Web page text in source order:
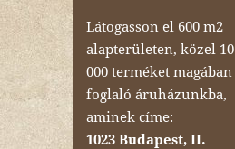
Látogasson el 600 m2
alapterületen, közel 10
000 terméket magában
foglaló áruházunkba,
aminek címe:
1023 Budapest, II.